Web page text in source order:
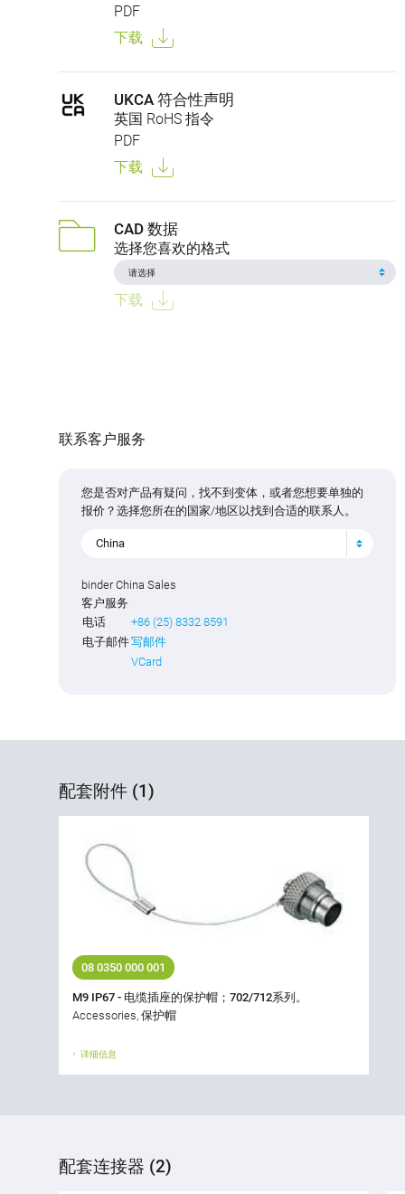
PDF
下载
UKCA 符合性声明
英国 RoHS 指令
PDF
下载
CAD 数据
选择您喜欢的格式
下载
联系客户服务
您是否对产品有疑问，找不到变体，或者您想要单独的
报价？选择您所在的国家/地区以找到合适的联系人。
China
binder China Sales
客户服务
电话
+86 (25) 8332 8591
电子邮件写邮件
VCard
配套附件 (1)
08 0350 000 001
M9 IP67 - 电缆插座的保护帽；702/712系列。
Accessories, 保护帽
详细信息
配套连接器 (2)